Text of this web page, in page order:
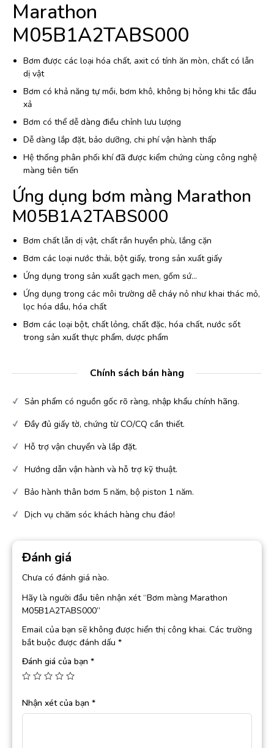
Marathon
M05B1A2TABS000
Bơm được các loại hóa chất, axit có tính ăn mòn, chất có lẫn
dị vật
Bơm có khả năng tự mồi, bơm khô, không bị hỏng khi tắc đầu
xả
Bơm có thể dễ dàng điều chỉnh lưu lượng
Dễ dàng lắp đặt, bảo dưỡng, chi phí vận hành thấp
Hệ thống phân phối khí đã được kiểm chứng cùng công nghệ
màng tiên tiến
Ứng dụng bơm màng Marathon
M05B1A2TABS000
Bơm chất lẫn dị vật, chất rắn huyền phù, lắng cặn
Bơm các loại nước thải, bột giấy, trong sản xuất giấy
Ứng dụng trong sản xuất gạch men, gốm sứ…
Ứng dụng trong các môi trường dễ cháy nỏ như khai thác mỏ,
lọc hóa dầu, hóa chất
Bơm các loại bột, chất lỏng, chất đặc, hóa chất, nước sốt
trong sản xuất thực phẩm, dược phẩm
Chính sách bán hàng
Sản phẩm có nguồn gốc rõ ràng, nhập khẩu chính hãng.
Đầy đủ giấy tờ, chứng từ CO/CQ cần thiết.
Hỗ trợ vận chuyển và lắp đặt.
Hướng dẫn vận hành và hỗ trợ kỹ thuật.
Bảo hành thân bơm 5 năm, bộ piston 1 năm.
Dịch vụ chăm sóc khách hàng chu đáo!
Đánh giá
Chưa có đánh giá nào.
Hãy là người đầu tiên nhận xét “Bơm màng Marathon
M05B1A2TABS000”
Email của bạn sẽ không được hiển thị công khai. Các trường
bắt buộc được đánh dấu *
Đánh giá của bạn *
Nhận xét của bạn *